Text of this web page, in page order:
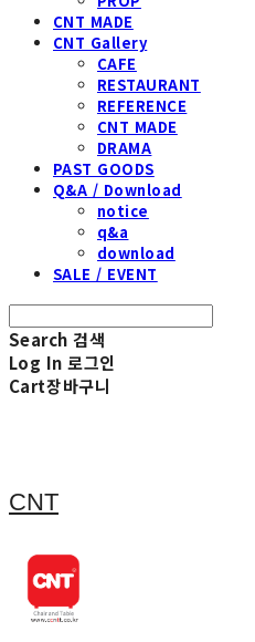
CNT MADE
CNT Gallery
CAFE
RESTAURANT
REFERENCE
CNT MADE
DRAMA
PAST GOODS
Q&A / Download
notice
q&a
download
SALE / EVENT
Search 검색
Log In 로그인
Cart장바구니
CNT